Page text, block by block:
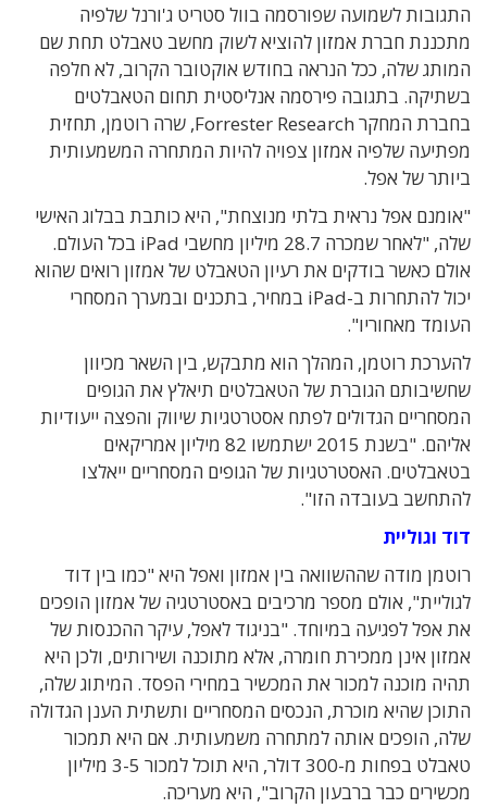
התגובות לשמועה שפורסמה בוול סטריט ג'ורנל שלפיה
מתכננת חברת אמזון להוציא לשוק מחשב טאבלט תחת שם
המותג שלה, ככל הנראה בחודש אוקטובר הקרוב, לא חלפה
בשתיקה. בתגובה פירסמה אנליסטית תחום הטאבלטים
בחברת המחקר Forrester Research, שרה רוטמן, תחזית
מפתיעה שלפיה אמזון צפויה להיות המתחרה המשמעותית
ביותר של אפל.
"אומנם אפל נראית בלתי מנוצחת", היא כותבת בבלוג האישי
שלה, "לאחר שמכרה 28.7 מיליון מחשבי iPad בכל העולם.
אולם כאשר בודקים את רעיון הטאבלט של אמזון רואים שהוא
יכול להתחרות ב-iPad במחיר, בתכנים ובמערך המסחרי
העומד מאחוריו".
להערכת רוטמן, המהלך הוא מתבקש, בין השאר מכיוון
שחשיבותם הגוברת של הטאבלטים תיאלץ את הגופים
המסחריים הגדולים לפתח אסטרטגיות שיווק והפצה ייעודיות
אליהם. "בשנת 2015 ישתמשו 82 מיליון אמריקאים
בטאבלטים. האסטרטגיות של הגופים המסחריים ייאלצו
להתחשב בעובדה הזו".
דוד וגוליית
רוטמן מודה שההשוואה בין אמזון ואפל היא "כמו בין דוד
לגוליית", אולם מספר מרכיבים באסטרטגיה של אמזון הופכים
את אפל לפגיעה במיוחד. "בניגוד לאפל, עיקר ההכנסות של
אמזון אינן ממכירת חומרה, אלא מתוכנה ושירותים, ולכן היא
תהיה מוכנה למכור את המכשיר במחירי הפסד. המיתוג שלה,
התוכן שהיא מוכרת, הנכסים המסחריים ותשתית הענן הגדולה
שלה, הופכים אותה למתחרה משמעותית. אם היא תמכור
טאבלט בפחות מ-300 דולר, היא תוכל למכור 3-5 מיליון
מכשירים כבר ברבעון הקרוב", היא מעריכה.